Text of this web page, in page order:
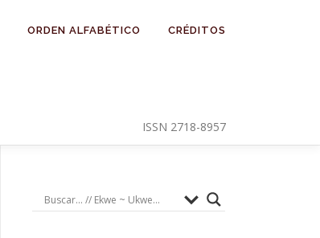
ORDEN ALFABÉTICO CRÉDITOS
ISSN 2718-8957